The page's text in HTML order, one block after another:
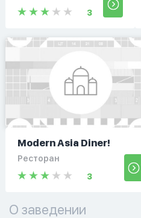
3
Modern Asia Diner!
Ресторан
3
О заведении